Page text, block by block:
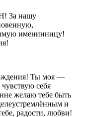
За нашу
именинницу!
Ты моя —
себя
желаю тебе быть
и
радости, любви!